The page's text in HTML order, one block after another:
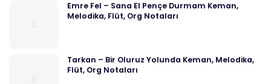
Emre Fel – Sana El Pençe Durmam Keman,
Melodika, Flüt, Org Notaları
Tarkan – Bir Oluruz Yolunda Keman, Melodika,
Flüt, Org Notaları